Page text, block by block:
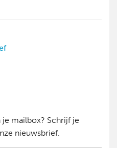
mailbox? Schrijf je
nieuwsbrief.